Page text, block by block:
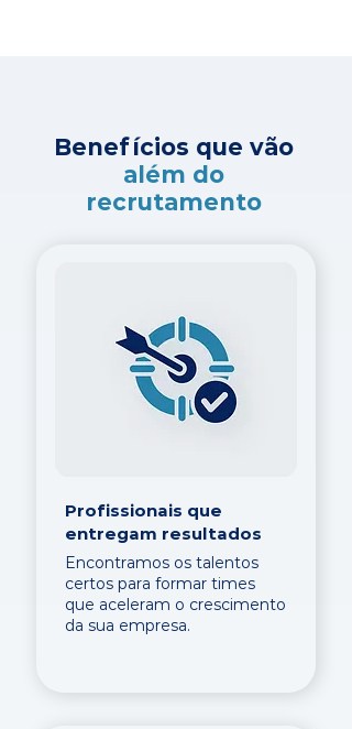
Benefícios que vão
além do
recrutamento
Profissionais que
entregam resultados
Encontramos os talentos
certos para formar times
que aceleram o crescimento
da sua empresa.